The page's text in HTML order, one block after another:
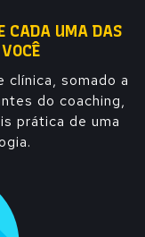
CADA UMA DAS
clínica, somado a
do coaching,
prática de uma